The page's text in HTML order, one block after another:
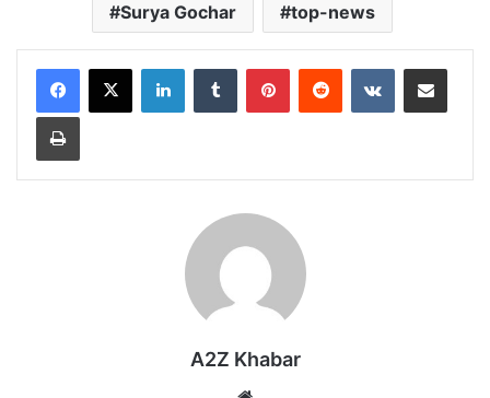
Surya Gochar top-news
LinkedInTumblr PinterestReddit VKontakteShare via Email
Print
A2Z Khabar